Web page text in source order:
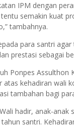
IPM dengan
semakin kuat
tambahnya.
para santri
prestasi sebagai
Ponpes Assulthon
atas kehadiran wali
tambahan bagi
hadir, anak-anak
santri.